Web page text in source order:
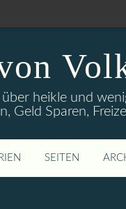
heikle und
Geld Sparen,
SEITEN